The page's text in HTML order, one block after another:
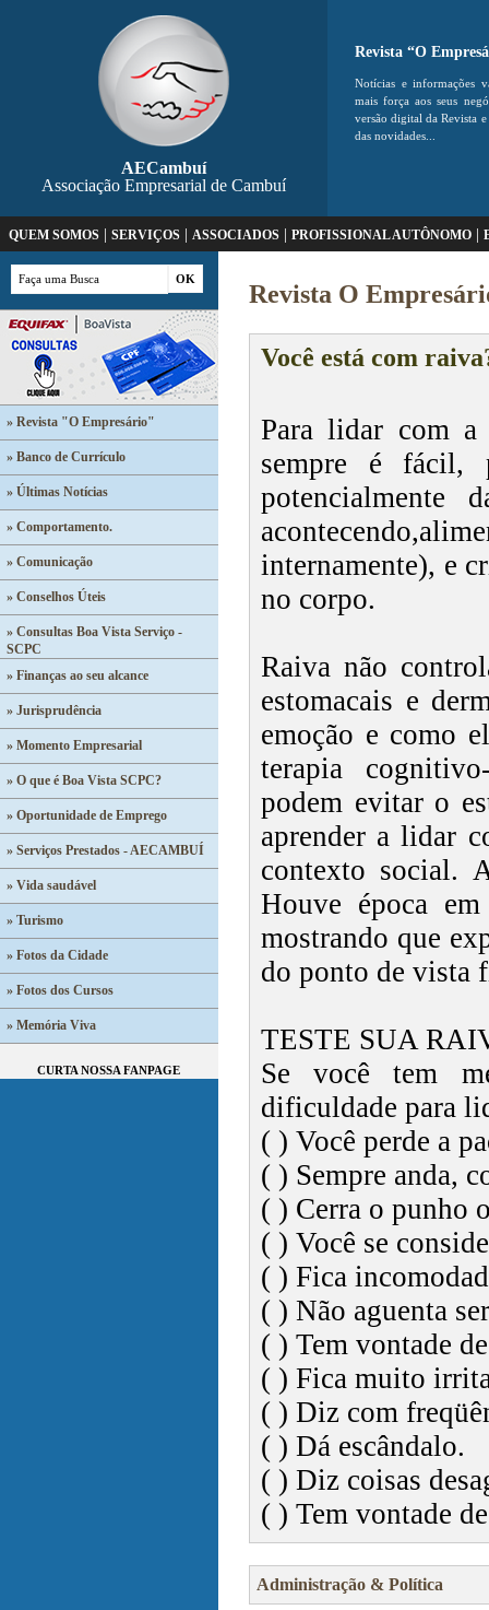
AECambuí
Associação Empresarial de Cambuí
Revista “O
Notícias e informações
mais força aos seus
versão digital da Revista
das novidades...
QUEM SOMOS | SERVIÇOS | ASSOCIADOS | PROFISSIONAL AUTÔNOMO |
» Revista "O Empresário"
» Banco de Currículo
» Últimas Notícias
» Comportamento.
» Comunicação
» Conselhos Úteis
» Consultas Boa Vista Serviço -
SCPC
» Finanças ao seu alcance
» Jurisprudência
» Momento Empresarial
» O que é Boa Vista SCPC?
» Oportunidade de Emprego
» Serviços Prestados - AECAMBUÍ
» Vida saudável
» Turismo
» Fotos da Cidade
» Fotos dos Cursos
» Memória Viva
CURTA NOSSA FANPAGE
Revista O
Você está com
Para lidar com a
sempre é fácil,
potencialmente
internamente), e
no corpo.
Raiva não
estomacais e
emoção e como
terapia
podem evitar o
aprender a lidar
contexto social.
Houve época
mostrando que
do ponto de vista
TESTE SUA
Se você tem
dificuldade para
( ) Você perde a
( ) Sempre anda,
( ) Cerra o punho
( ) Você se
( ) Fica
( ) Não aguenta
( ) Tem vontade
( ) Fica muito
( ) Diz com
( ) Dá escândalo.
( ) Diz coisas
( ) Tem vontade
Administração & Política